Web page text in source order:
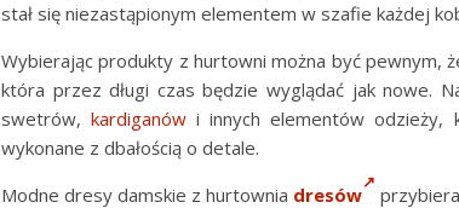
stał się niezastąpionym elementem w szafie każdej
Wybierając produkty z hurtowni można być pewnym,
która przez długi czas będzie wyglądać jak nowe.
swetrów,kardiganów i innych elementów
wykonane z dbałością o detale.
Modne dresy damskie z hurtownia dresów